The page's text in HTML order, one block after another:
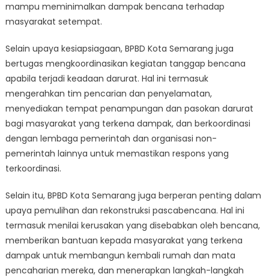
mampu meminimalkan dampak bencana terhadap
masyarakat setempat.
Selain upaya kesiapsiagaan, BPBD Kota Semarang juga
bertugas mengkoordinasikan kegiatan tanggap bencana
apabila terjadi keadaan darurat. Hal ini termasuk
mengerahkan tim pencarian dan penyelamatan,
menyediakan tempat penampungan dan pasokan darurat
bagi masyarakat yang terkena dampak, dan berkoordinasi
dengan lembaga pemerintah dan organisasi non-
pemerintah lainnya untuk memastikan respons yang
terkoordinasi.
Selain itu, BPBD Kota Semarang juga berperan penting dalam
upaya pemulihan dan rekonstruksi pascabencana. Hal ini
termasuk menilai kerusakan yang disebabkan oleh bencana,
memberikan bantuan kepada masyarakat yang terkena
dampak untuk membangun kembali rumah dan mata
pencaharian mereka, dan menerapkan langkah-langkah